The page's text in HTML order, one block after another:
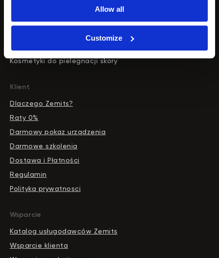
Allow all
Customize
Kosmetyki do pielegnacji skory
Klient
Dlaczego Zemits?
Raty 0%
Darmowy pokaz urządzenia
Darmowe szkolenia
Dostawa i Płatności
Regulamin
Polityka prywatnosci
Wsparcie
Katalog usługodawców Zemits
Wsparcie klienta
zemits.co.uk
zemits.be
zemits.it
zemits.com
Zemits
a-esthetic.co.uk
Marketplaces
wystawiać oraz udostępniać faktury wyłącznie w
systemu KSeF.